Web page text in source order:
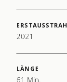
2021
LÄNGE
61 Min.